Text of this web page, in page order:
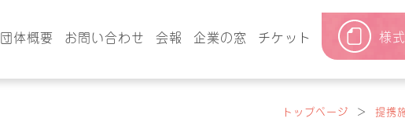
団体概要 お問い合わせ 会報 企業の窓 チケット 様
トップページ ＞ 提携